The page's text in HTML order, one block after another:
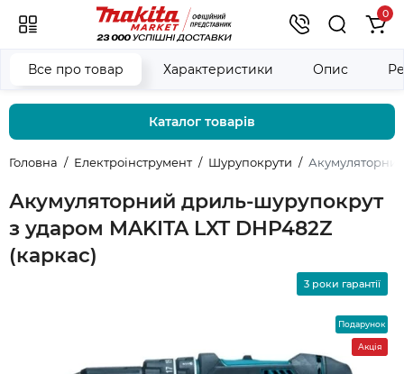
0
Каталог товарів
Головна Електроінструмент Шурупокрути
Акумуляторний дриль-шурупокрут
з ударом MAKITA LXT DHP482Z
(каркас)
Все про товар Характеристики Опис
3 роки гарантії
Подарунок
Акція